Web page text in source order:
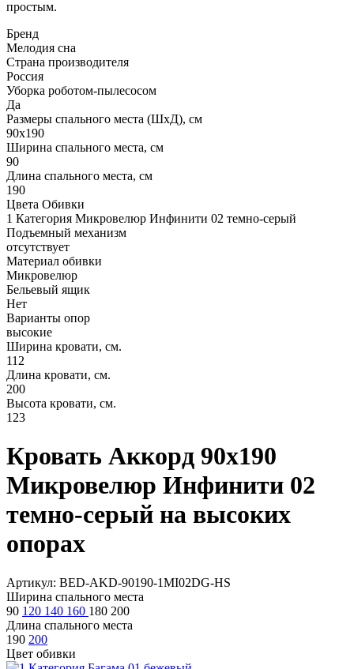
простым.
Бренд
Мелодия сна
Страна производителя
Россия
Уборка роботом-пылесосом
Да
Размеры спального места (ШхД), см
90х190
Ширина спального места, см
90
Длина спального места, см
190
Цвета Обивки
1 Категория Микровелюр Инфинити 02 темно-серый
Подъемный механизм
отсутствует
Материал обивки
Микровелюр
Бельевый ящик
Нет
Варианты опор
высокие
Ширина кровати, см.
112
Длина кровати, см.
200
Высота кровати, см.
123
Кровать Аккорд 90х190
Микровелюр Инфинити 02
темно-серый на высоких
опорах
Артикул: BED-AKD-90190-1MI02DG-HS
Ширина спального места
90 120 140 160 180 200
Длина спального места
190 200
Цвет обивки